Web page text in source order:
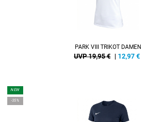
PARK VIII TRIKOT DAMEN
UVP 19,95 € | 12,97€
NEW
-35%